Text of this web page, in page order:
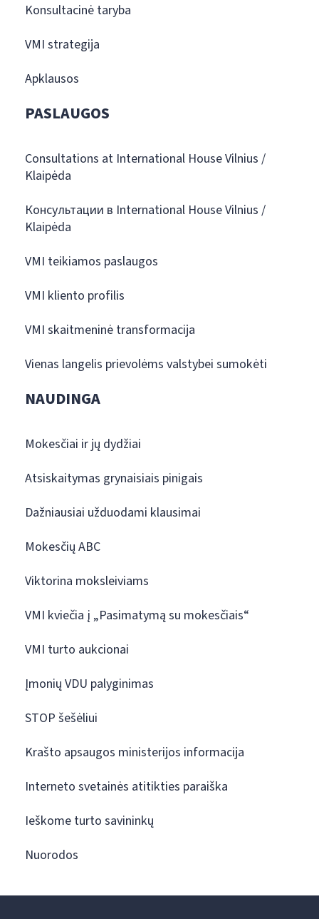
Konsultacinė taryba
VMI strategija
Apklausos
PASLAUGOS
Consultations at International House Vilnius /
Klaipėda
Консультации в International House Vilnius /
Klaipėda
VMI teikiamos paslaugos
VMI kliento profilis
VMI skaitmeninė transformacija
Vienas langelis prievolėms valstybei sumokėti
NAUDINGA
Mokesčiai ir jų dydžiai
Atsiskaitymas grynaisiais pinigais
Dažniausiai užduodami klausimai
Mokesčių ABC
Viktorina moksleiviams
VMI kviečia į „Pasimatymą su mokesčiais“
VMI turto aukcionai
Įmonių VDU palyginimas
STOP šešėliui
Krašto apsaugos ministerijos informacija
Interneto svetainės atitikties paraiška
Ieškome turto savininkų
Nuorodos